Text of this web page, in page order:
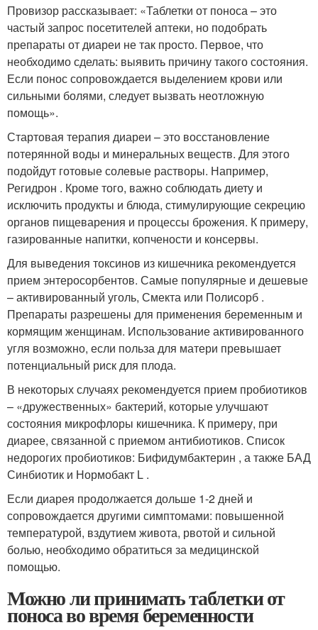
Провизор рассказывает: «Таблетки от поноса – это
частый запрос посетителей аптеки, но подобрать
препараты от диареи не так просто. Первое, что
необходимо сделать: выявить причину такого состояния.
Если понос сопровождается выделением крови или
сильными болями, следует вызвать неотложную
помощь».
Стартовая терапия диареи – это восстановление
потерянной воды и минеральных веществ. Для этого
подойдут готовые солевые растворы. Например,
Регидрон . Кроме того, важно соблюдать диету и
исключить продукты и блюда, стимулирующие секрецию
органов пищеварения и процессы брожения. К примеру,
газированные напитки, копчености и консервы.
Для выведения токсинов из кишечника рекомендуется
прием энтеросорбентов. Самые популярные и дешевые
– активированный уголь, Смекта или Полисорб .
Препараты разрешены для применения беременным и
кормящим женщинам. Использование активированного
угля возможно, если польза для матери превышает
потенциальный риск для плода.
В некоторых случаях рекомендуется прием пробиотиков
– «дружественных» бактерий, которые улучшают
состояния микрофлоры кишечника. К примеру, при
диарее, связанной с приемом антибиотиков. Список
недорогих пробиотиков: Бифидумбактерин , а также БАД
Синбиотик и Нормобакт L .
Если диарея продолжается дольше 1-2 дней и
сопровождается другими симптомами: повышенной
температурой, вздутием живота, рвотой и сильной
болью, необходимо обратиться за медицинской
помощью.
Можно ли принимать таблетки от
поноса во время беременности